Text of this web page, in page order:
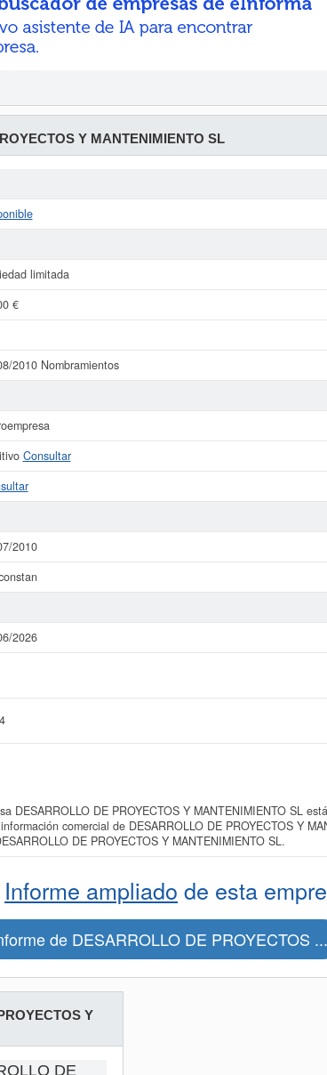
Y MANTENIMIENTO SL
limitada
€
2010 Nombramientos
Consultar
2010
2026
DESARROLLO DE PROYECTOS Y MANTENIMIENTO SL
comercial de DESARROLLO DE PROYECTOS Y
DE PROYECTOS Y MANTENIMIENTO SL.
Informe ampliado de esta
de DESARROLLO DE PROYECTOS ...
Y
DE